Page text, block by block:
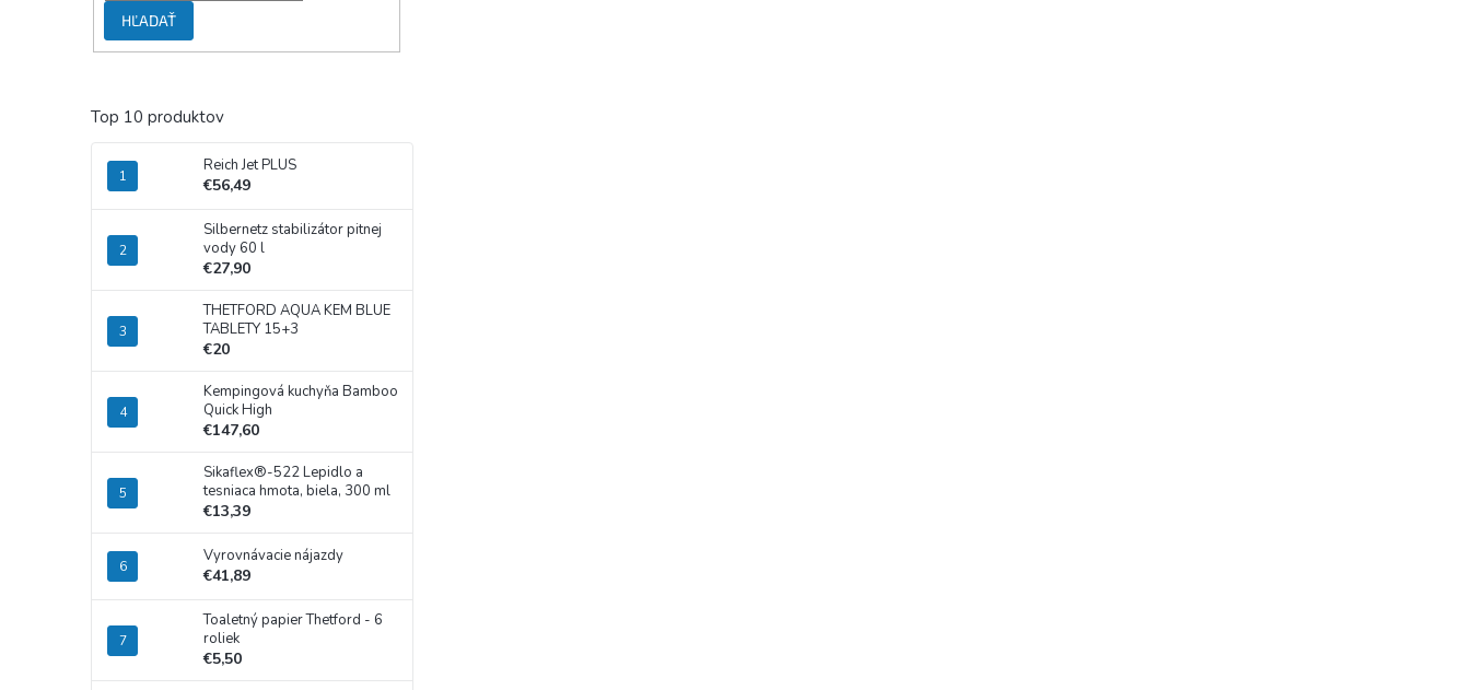
HĽADAŤ
Top 10 produktov
Reich Jet PLUS
€56,49
Silbernetz stabilizátor pitnej
vody 60 l
€27,90
THETFORD AQUA KEM BLUE
TABLETY 15+3
€20
Kempingová kuchyňa Bamboo
Quick High
€147,60
Sikaflex®-522 Lepidlo a
tesniaca hmota, biela, 300 ml
€13,39
Vyrovnávacie nájazdy
€41,89
Toaletný papier Thetford - 6
roliek
€5,50